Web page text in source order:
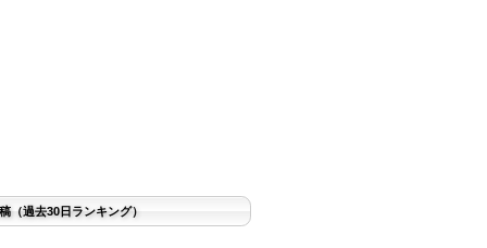
（過去30日ランキング）